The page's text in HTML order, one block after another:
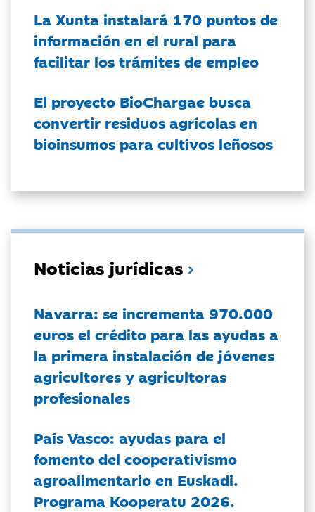
La Xunta instalará 170 puntos de
información en el rural para
facilitar los trámites de empleo
El proyecto BioChargae busca
convertir residuos agrícolas en
bioinsumos para cultivos leñosos
Noticias jurídicas
Navarra: se incrementa 970.000
euros el crédito para las ayudas a
la primera instalación de jóvenes
agricultores y agricultoras
profesionales
País Vasco: ayudas para el
fomento del cooperativismo
agroalimentario en Euskadi.
Programa Kooperatu 2026.